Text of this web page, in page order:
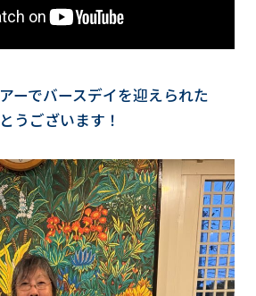
ーでバースデイを迎えられた
うございます！